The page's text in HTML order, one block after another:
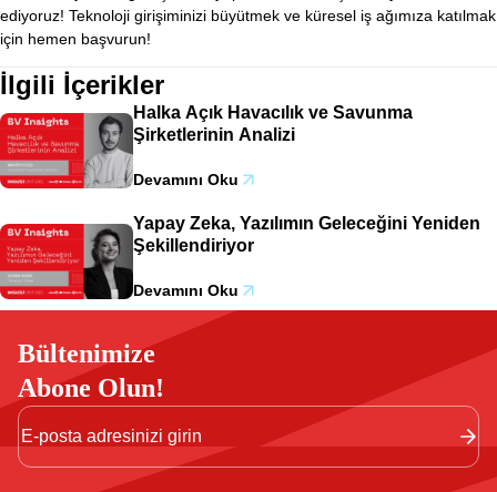
ediyoruz! Teknoloji girişiminizi büyütmek ve küresel iş ağımıza katılmak
için hemen başvurun!
İlgili İçerikler
Halka Açık Havacılık ve Savunma
Şirketlerinin Analizi
Devamını Oku
Yapay Zeka, Yazılımın Geleceğini Yeniden
Şekillendiriyor
Devamını Oku
Bültenimize
Abone Olun!